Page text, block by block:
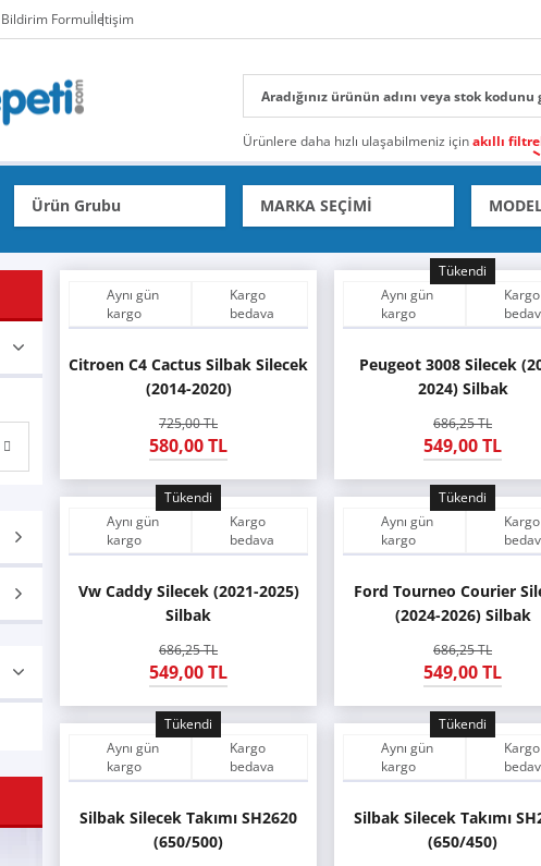
Formuİletişim
Ürünlere daha hızlı ulaşabilmeniz içinakıllı
Aynı gün
kargo
Kargo
bedava
Citroen C4 Cactus Silbak Silecek
(2014-2020)
725,00 TL
580,00 TL
Tükendi
Aynı gün
kargo
Kargo
Peugeot 3008 Silecek
2024) Silbak
686,25 TL
549,00 TL
Tükendi
Aynı gün
kargo
Kargo
bedava
Vw Caddy Silecek (2021-2025)
Silbak
686,25 TL
549,00 TL
Tükendi
Aynı gün
kargo
Kargo
Ford Tourneo Courier
(2024-2026) Silbak
686,25 TL
549,00 TL
Tükendi
Aynı gün
kargo
Kargo
bedava
Silbak Silecek Takımı SH2620
(650/500)
Tükendi
Aynı gün
kargo
Kargo
Silbak Silecek Takımı
(650/450)